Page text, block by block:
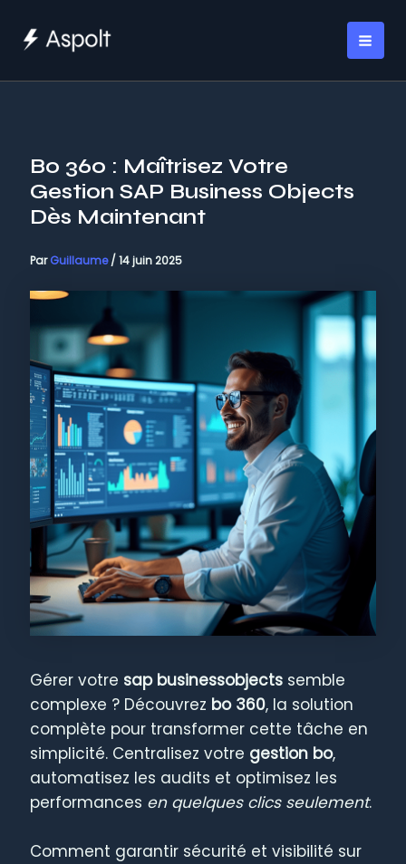
Bo 360 : Maîtrisez Votre
Gestion SAP Business Objects
Dès Maintenant
ParGuillaume/14 juin 2025
Gérer votre sap businessobjects semble
complexe ? Découvrez bo 360, la solution
complète pour transformer cette tâche en
simplicité. Centralisez votre gestion bo,
automatisez les audits et optimisez les
performances en quelques clics seulement.
Comment garantir sécurité et visibilité sur